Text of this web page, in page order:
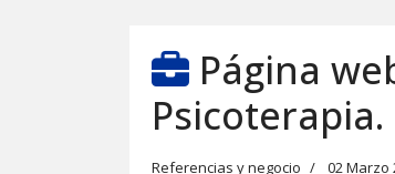
Página
Referencias y negocio 02 Marzo